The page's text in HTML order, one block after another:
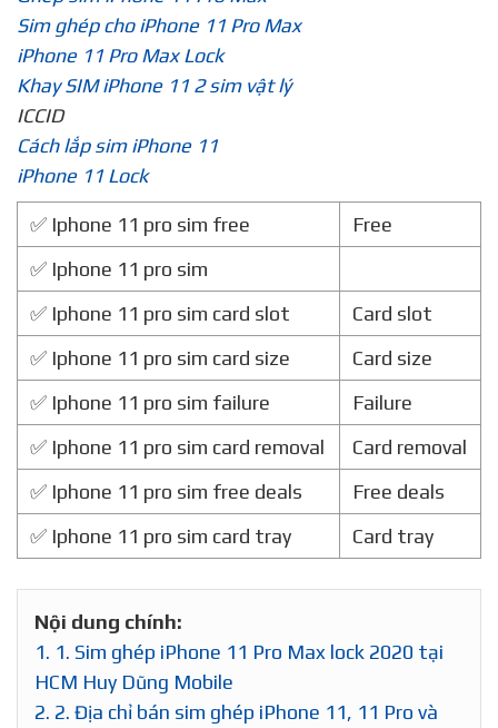
Sim ghép cho iPhone 11 Pro Max
iPhone 11 Pro Max Lock
Khay SIM iPhone 11 2 sim vật lý
ICCID
Cách lắp sim iPhone 11
iPhone 11 Lock
✅ Iphone 11 pro sim free
Free
✅ Iphone 11 pro sim
✅ Iphone 11 pro sim card slot
Card slot
✅ Iphone 11 pro sim card size
Card size
✅ Iphone 11 pro sim failure
Failure
✅ Iphone 11 pro sim card removal
Card removal
✅ Iphone 11 pro sim free deals
Free deals
✅ Iphone 11 pro sim card tray
Card tray
Nội dung chính:
1. 1. Sim ghép iPhone 11 Pro Max lock 2020 tại
HCM Huy Dũng Mobile
2. 2. Địa chỉ bán sim ghép iPhone 11, 11 Pro và